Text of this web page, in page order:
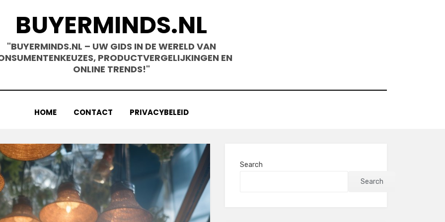
BUYERMINDS.NL
"BUYERMINDS.NL – UW GIDS IN DE WERELD VAN
PRODUCTVERGELIJKINGEN EN
ONLINE TRENDS!"
HOME CONTACT PRIVACYBELEID
Search
Search